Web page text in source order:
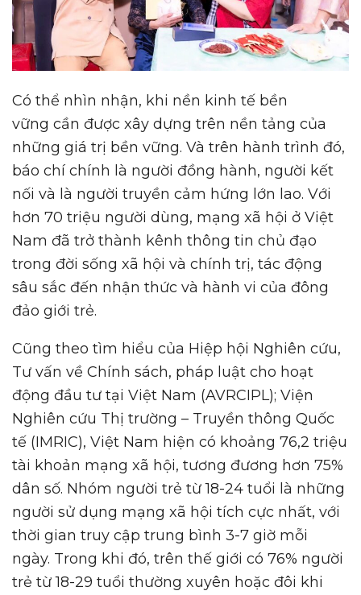
Có thể nhìn nhận, khi nền kinh tế bền
vững cần được xây dựng trên nền tảng của
những giá trị bền vững. Và trên hành trình đó,
báo chí chính là người đồng hành, người kết
nối và là người truyền cảm hứng lớn lao. Với
hơn 70 triệu người dùng, mạng xã hội ở Việt
Nam đã trở thành kênh thông tin chủ đạo
trong đời sống xã hội và chính trị, tác động
sâu sắc đến nhận thức và hành vi của đông
đảo giới trẻ.
Cũng theo tìm hiểu của Hiệp hội Nghiên cứu,
Tư vấn về Chính sách, pháp luật cho hoạt
động đầu tư tại Việt Nam (AVRCIPL); Viện
Nghiên cứu Thị trường – Truyền thông Quốc
tế (IMRIC), Việt Nam hiện có khoảng 76,2 triệu
tài khoản mạng xã hội, tương đương hơn 75%
dân số. Nhóm người trẻ từ 18-24 tuổi là những
người sử dụng mạng xã hội tích cực nhất, với
thời gian truy cập trung bình 3-7 giờ mỗi
ngày. Trong khi đó, trên thế giới có 76% người
trẻ từ 18-29 tuổi thường xuyên hoặc đôi khi